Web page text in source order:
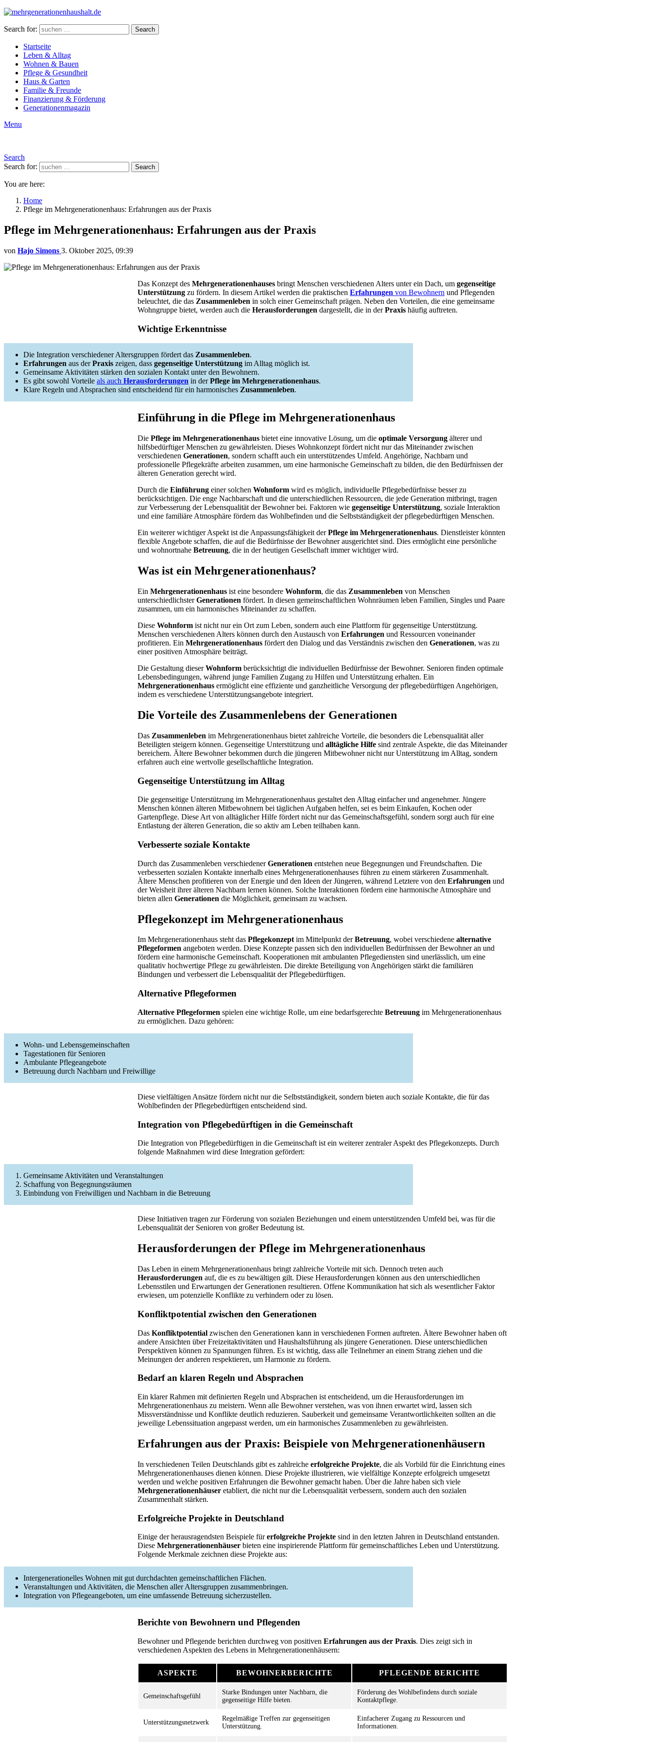
Search for: Search
Startseite
Leben & Alltag
Wohnen & Bauen
Pflege & Gesundheit
Haus & Garten
Familie & Freunde
Finanzierung & Förderung
Generationenmagazin
Menu
Search
Search for:
Search
You are here:
Home
Pflege im Mehrgenerationenhaus: Erfahrungen aus der Praxis
Pflege im Mehrgenerationenhaus: Erfahrungen aus der Praxis
von Hajo Simons 3. Oktober 2025, 09:39
Das Konzept des Mehrgenerationenhauses bringt Menschen verschiedenen Alters unter ein Dach, um gegenseitige
Unterstützung zu fördern. In diesem Artikel werden die praktischen Erfahrungen von Bewohnern und Pflegenden
beleuchtet, die das Zusammenleben in solch einer Gemeinschaft prägen. Neben den Vorteilen, die eine gemeinsame
Wohngruppe bietet, werden auch die Herausforderungen dargestellt, die in derPraxis häufig auftreten.
Wichtige Erkenntnisse
Die Integration verschiedener Altersgruppen fördert das Zusammenleben.
Erfahrungen aus derPraxis zeigen, dass gegenseitige Unterstützung im Alltag möglich ist.
Gemeinsame Aktivitäten stärken den sozialen Kontakt unter den Bewohnern.
Es gibt sowohl Vorteile als auch Herausforderungen in derPflege im Mehrgenerationenhaus.
Klare Regeln und Absprachen sind entscheidend für ein harmonisches Zusammenleben.
Einführung in die Pflege im Mehrgenerationenhaus
Die Pflege im Mehrgenerationenhaus bietet eine innovative Lösung, um die optimale Versorgung älterer und
hilfsbedürftiger Menschen zu gewährleisten. Dieses Wohnkonzept fördert nicht nur das Miteinander zwischen
verschiedenen Generationen, sondern schafft auch ein unterstützendes Umfeld. Angehörige, Nachbarn und
professionelle Pflegekräfte arbeiten zusammen, um eine harmonische Gemeinschaft zu bilden, die den Bedürfnissen der
älteren Generation gerecht wird.
Durch die Einführung einer solchen Wohnform wird es möglich, individuelle Pflegebedürfnisse besser zu
berücksichtigen. Die enge Nachbarschaft und die unterschiedlichen Ressourcen, die jede Generation mitbringt, tragen
zur Verbesserung der Lebensqualität der Bewohner bei. Faktoren wie gegenseitige Unterstützung, soziale Interaktion
und eine familiäre Atmosphäre fördern das Wohlbefinden und die Selbstständigkeit der pflegebedürftigen Menschen.
Ein weiterer wichtiger Aspekt ist die Anpassungsfähigkeit derPflege im Mehrgenerationenhaus. Dienstleister könnten
flexible Angebote schaffen, die auf die Bedürfnisse der Bewohner ausgerichtet sind. Dies ermöglicht eine persönliche
und wohnortnahe Betreuung, die in der heutigen Gesellschaft immer wichtiger wird.
Was ist ein Mehrgenerationenhaus?
Ein Mehrgenerationenhaus ist eine besondere Wohnform, die das Zusammenleben von Menschen
unterschiedlichsterGenerationen fördert. In diesen gemeinschaftlichen Wohnräumen leben Familien, Singles und Paare
zusammen, um ein harmonisches Miteinander zu schaffen.
Diese Wohnform ist nicht nur ein Ort zum Leben, sondern auch eine Plattform für gegenseitige Unterstützung.
Menschen verschiedenen Alters können durch den Austausch von Erfahrungen und Ressourcen voneinander
profitieren. Ein Mehrgenerationenhaus fördert den Dialog und das Verständnis zwischen den Generationen, was zu
einer positiven Atmosphäre beiträgt.
Die Gestaltung dieserWohnform berücksichtigt die individuellen Bedürfnisse der Bewohner. Senioren finden optimale
Lebensbedingungen, während junge Familien Zugang zu Hilfen und Unterstützung erhalten. Ein
Mehrgenerationenhaus ermöglicht eine effiziente und ganzheitliche Versorgung der pflegebedürftigen Angehörigen,
indem es verschiedene Unterstützungsangebote integriert.
Die Vorteile des Zusammenlebens der Generationen
Das Zusammenleben im Mehrgenerationenhaus bietet zahlreiche Vorteile, die besonders die Lebensqualität aller
Beteiligten steigern können. Gegenseitige Unterstützung und alltägliche Hilfe sind zentrale Aspekte, die das Miteinander
bereichern. Ältere Bewohner bekommen durch die jüngeren Mitbewohner nicht nur Unterstützung im Alltag, sondern
erfahren auch eine wertvolle gesellschaftliche Integration.
Gegenseitige Unterstützung im Alltag
Die gegenseitige Unterstützung im Mehrgenerationenhaus gestaltet den Alltag einfacher und angenehmer. Jüngere
Menschen können älteren Mitbewohnern bei täglichen Aufgaben helfen, sei es beim Einkaufen, Kochen oder
Gartenpflege. Diese Art von alltäglicher Hilfe fördert nicht nur das Gemeinschaftsgefühl, sondern sorgt auch für eine
Entlastung der älteren Generation, die so aktiv am Leben teilhaben kann.
Verbesserte soziale Kontakte
Durch das Zusammenleben verschiedenerGenerationen entstehen neue Begegnungen und Freundschaften. Die
verbesserten sozialen Kontakte innerhalb eines Mehrgenerationenhauses führen zu einem stärkeren Zusammenhalt.
Ältere Menschen profitieren von der Energie und den Ideen der Jüngeren, während Letztere von den Erfahrungen und
der Weisheit ihrer älteren Nachbarn lernen können. Solche Interaktionen fördern eine harmonische Atmosphäre und
bieten allen Generationen die Möglichkeit, gemeinsam zu wachsen.
Pflegekonzept im Mehrgenerationenhaus
Im Mehrgenerationenhaus steht das Pflegekonzeptim Mittelpunkt derBetreuung, wobei verschiedene alternative
Pflegeformen angeboten werden. Diese Konzepte passen sich den individuellen Bedürfnissen der Bewohner an und
fördern eine harmonische Gemeinschaft. Kooperationen mit ambulanten Pflegediensten sind unerlässlich, um eine
qualitativ hochwertige Pflege zu gewährleisten. Die direkte Beteiligung von Angehörigen stärkt die familiären
Bindungen und verbessert die Lebensqualität der Pflegebedürftigen.
Alternative Pflegeformen
Alternative Pflegeformen spielen eine wichtige Rolle, um eine bedarfsgerechte Betreuung im Mehrgenerationenhaus
zu ermöglichen. Dazu gehören:
Wohn- und Lebensgemeinschaften
Tagestationen für Senioren
Ambulante Pflegeangebote
Betreuung durch Nachbarn und Freiwillige
Diese vielfältigen Ansätze fördern nicht nur die Selbstständigkeit, sondern bieten auch soziale Kontakte, die für das
Wohlbefinden der Pflegebedürftigen entscheidend sind.
Integration von Pflegebedürftigen in die Gemeinschaft
Die Integration von Pflegebedürftigen in die Gemeinschaft ist ein weiterer zentraler Aspekt des Pflegekonzepts. Durch
folgende Maßnahmen wird diese Integration gefördert:
Gemeinsame Aktivitäten und Veranstaltungen
Schaffung von Begegnungsräumen
Einbindung von Freiwilligen und Nachbarn in die Betreuung
Diese Initiativen tragen zur Förderung von sozialen Beziehungen und einem unterstützenden Umfeld bei, was für die
Lebensqualität der Senioren von großer Bedeutung ist.
Herausforderungen der Pflege im Mehrgenerationenhaus
Das Leben in einem Mehrgenerationenhaus bringt zahlreiche Vorteile mit sich. Dennoch treten auch
Herausforderungen auf, die es zu bewältigen gilt. Diese Herausforderungen können aus den unterschiedlichen
Lebensstilen und Erwartungen der Generationen resultieren. Offene Kommunikation hat sich als wesentlicher Faktor
erwiesen, um potenzielle Konflikte zu verhindern oder zu lösen.
Konfliktpotential zwischen den Generationen
Das Konfliktpotential zwischen den Generationen kann in verschiedenen Formen auftreten. Ältere Bewohner haben oft
andere Ansichten über Freizeitaktivitäten und Haushaltsführung als jüngere Generationen. Diese unterschiedlichen
Perspektiven können zu Spannungen führen. Es ist wichtig, dass alle Teilnehmer an einem Strang ziehen und die
Meinungen der anderen respektieren, um Harmonie zu fördern.
Bedarf an klaren Regeln und Absprachen
Ein klarer Rahmen mit definierten Regeln und Absprachen ist entscheidend, um die Herausforderungen im
Mehrgenerationenhaus zu meistern. Wenn alle Bewohner verstehen, was von ihnen erwartet wird, lassen sich
Missverständnisse und Konflikte deutlich reduzieren. Sauberkeit und gemeinsame Verantwortlichkeiten sollten an die
jeweilige Lebenssituation angepasst werden, um ein harmonisches Zusammenleben zu gewährleisten.
Erfahrungen aus der Praxis: Beispiele von Mehrgenerationenhäusern
In verschiedenen Teilen Deutschlands gibt es zahlreiche erfolgreiche Projekte, die als Vorbild für die Einrichtung eines
Mehrgenerationenhauses dienen können. Diese Projekte illustrieren, wie vielfältige Konzepte erfolgreich umgesetzt
werden und welche positiven Erfahrungen die Bewohner gemacht haben. Über die Jahre haben sich viele
Mehrgenerationenhäuser etabliert, die nicht nur die Lebensqualität verbessern, sondern auch den sozialen
Zusammenhalt stärken.
Erfolgreiche Projekte in Deutschland
Einige der herausragendsten Beispiele fürerfolgreiche Projekte sind in den letzten Jahren in Deutschland entstanden.
Diese Mehrgenerationenhäuser bieten eine inspirierende Plattform für gemeinschaftliches Leben und Unterstützung.
Folgende Merkmale zeichnen diese Projekte aus:
Intergenerationelles Wohnen mit gut durchdachten gemeinschaftlichen Flächen.
Veranstaltungen und Aktivitäten, die Menschen aller Altersgruppen zusammenbringen.
Integration von Pflegeangeboten, um eine umfassende Betreuung sicherzustellen.
Berichte von Bewohnern und Pflegenden
Bewohner und Pflegende berichten durchweg von positiven Erfahrungen aus der Praxis. Dies zeigt sich in
verschiedenen Aspekten des Lebens in Mehrgenerationenhäusern:
ASPEKTE BEWOHNERBERICHTE PFLEGENDE BERICHTE
Gemeinschaftsgefühl
Starke Bindungen unter Nachbarn, die
gegenseitige Hilfe bieten.
Förderung des Wohlbefindens durch soziale
Kontaktpflege.
Unterstützungsnetzwerk
Regelmäßige Treffen zur gegenseitigen
Unterstützung.
Einfacherer Zugang zu Ressourcen und
Informationen.